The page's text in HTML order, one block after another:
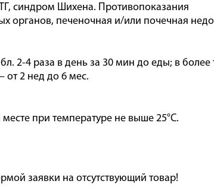
синдром Шихена. Противопоказания
органов, печеночная и/или почечная
2-4 раза в день за 30 мин до еды; в более
от 2 нед до 6 мес.
при температуре не выше 25°C.
заявки на отсутствующий товар!